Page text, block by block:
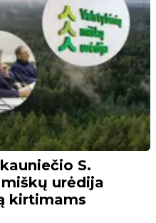
S.
urėdija
kirtimams